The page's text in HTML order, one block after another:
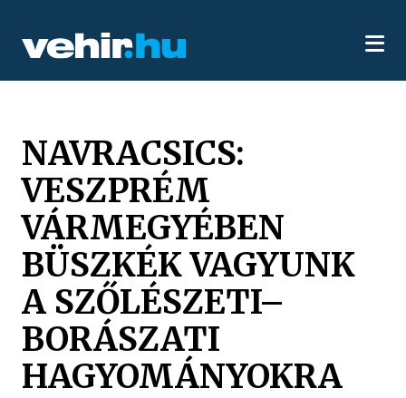
NAVRACSICS:
VESZPRÉM
VÁRMEGYÉBEN
BÜSZKÉK VAGYUNK
A SZŐLÉSZETI–
BORÁSZATI
HAGYOMÁNYOKRA